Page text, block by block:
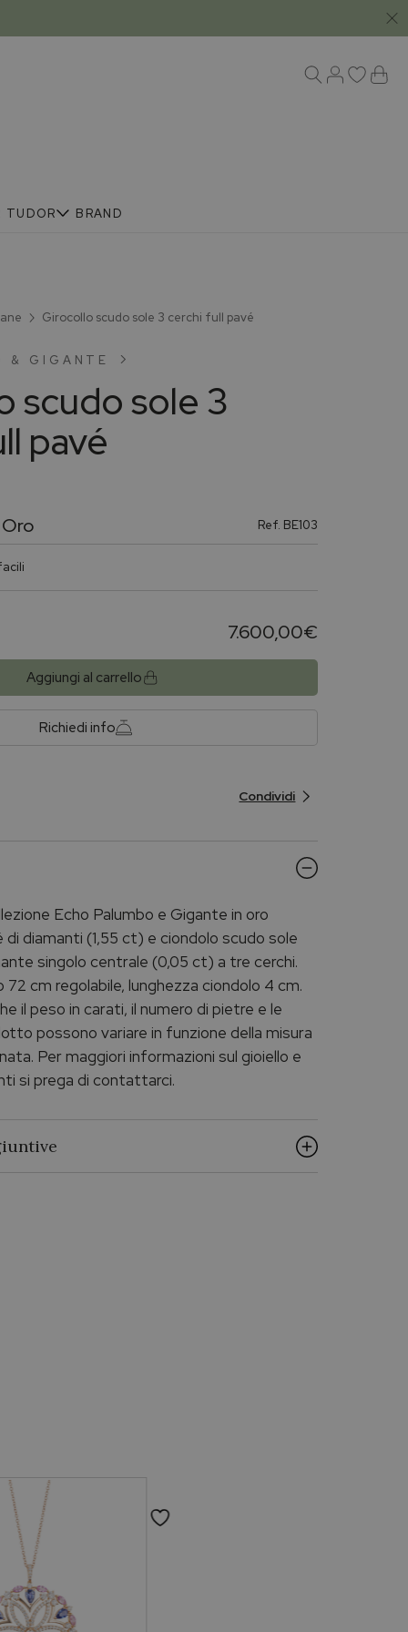
TUDOR BRAND
Girocollo scudo sole 3 cerchi full pavé
& GIGANTE
scudo sole 3
pavé
Ref. BE103
7.600,00€
Aggiungi al carrello
Richiedi info
Condividi
Echo Palumbo e Gigante in oro
diamanti (1,55 ct) e ciondolo scudo sole
singolo centrale (0,05 ct) a tre cerchi.
72 cm regolabile, lunghezza ciondolo 4 cm.
il peso in carati, il numero di pietre e le
possono variare in funzione della misura
Per maggiori informazioni sul gioiello e
si prega di contattarci.